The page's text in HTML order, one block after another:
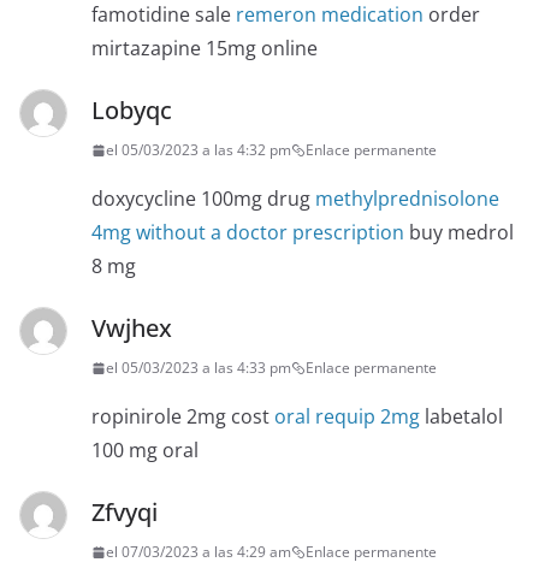
famotidine sale remeron medication order
mirtazapine 15mg online
Lobyqc
el 05/03/2023 a las 4:32 pm Enlace permanente
doxycycline 100mg drug methylprednisolone
4mg without a doctor prescription buy medrol
8 mg
Vwjhex
el 05/03/2023 a las 4:33 pm Enlace permanente
ropinirole 2mg cost oral requip 2mg labetalol
100 mg oral
Zfvyqi
el 07/03/2023 a las 4:29 am Enlace permanente